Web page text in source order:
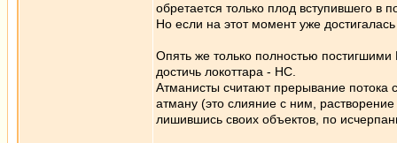
обретается только плод вступившего в
Но если на этот момент уже
Опять же только полностью постигшими
достичь локоттара - НС.
Атманисты считают прерывание потока
атману (это слияние с ним,
лишившись своих объектов, по